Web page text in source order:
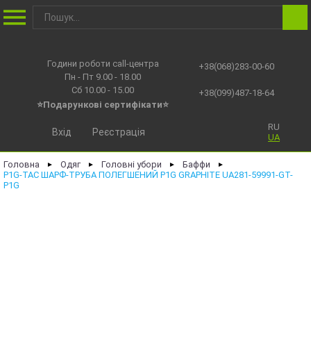
Години роботи call-центра
Пн - Пт 9.00 - 18.00
Сб 10.00 - 15.00
⭐Подарункові сертифікати⭐
+38(068)283-00-60
+38(099)487-18-64
RU
UA
Вхід Реєстрація
Головна ► Одяг ► Головні убори ► Баффи ►
P1G-TAC ШАРФ-ТРУБА ПОЛЕГШЕНИЙ P1G GRAPHITE UA281-59991-GT-
P1G